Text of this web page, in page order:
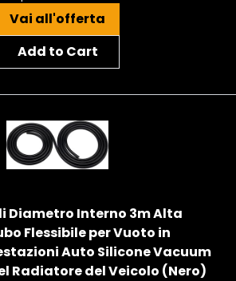
Vai all'offerta
Add to Cart
Diametro Interno 3m Alta
Flessibile per Vuoto in
Auto Silicone Vacuum
Radiatore del Veicolo (Nero)